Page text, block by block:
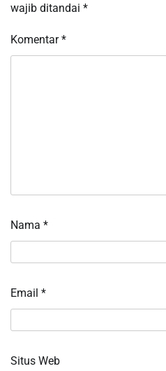
wajib ditandai *
Komentar*
Nama *
Email *
Situs Web